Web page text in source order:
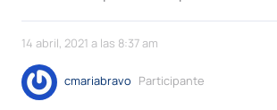
14 abril, 2021 a las 8:37 am
cmariabravo Participante